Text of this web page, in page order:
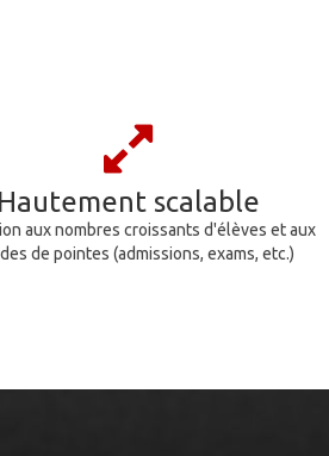
Hautement scalable
aux nombres croissants d'élèves et aux
de pointes (admissions, exams, etc.)